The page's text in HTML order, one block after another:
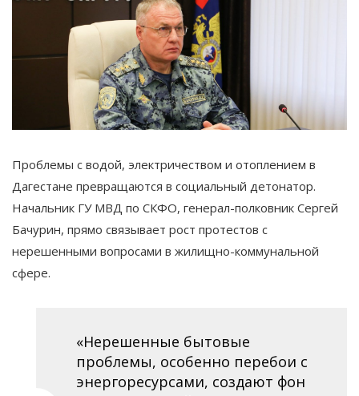
Проблемы с водой, электричеством и отоплением в
Дагестане превращаются в социальный детонатор.
Начальник ГУ МВД по СКФО, генерал-полковник Сергей
Бачурин, прямо связывает рост протестов с
нерешенными вопросами в жилищно-коммунальной
сфере.
«Нерешенные бытовые
проблемы, особенно перебои с
энергоресурсами, создают фон